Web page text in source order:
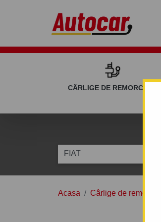
CÂRLIGE DE REMORCARE
FIAT
Acasa Cârlige de remorcare